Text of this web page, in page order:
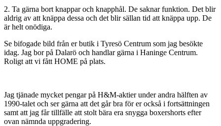
2. Ta gärna bort knappar och knapphål. De saknar funktion. Det blir
aldrig av att knäppa dessa och det blir sällan tid att knäppa upp. De
är helt onödiga.
Se bifogade bild från er butik i Tyresö Centrum som jag besökte
idag. Jag bor på Dalarö och handlar gärna i Haninge Centrum.
Roligt att vi fått HOME på plats.
Jag tjänade mycket pengar på H&M-aktier under andra hälften av
1990-talet och ser gärna att det går bra för er också i fortsättningen
samt att jag får tillfälle att stolt bära era snygga boxershorts efter
ovan nämnda uppgradering.